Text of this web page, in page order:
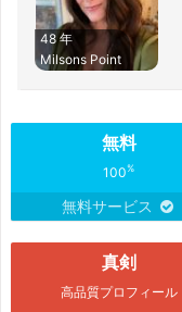
48 年
Milsons Point
無料
100%
無料サービス
真剣
高品質プロフィール